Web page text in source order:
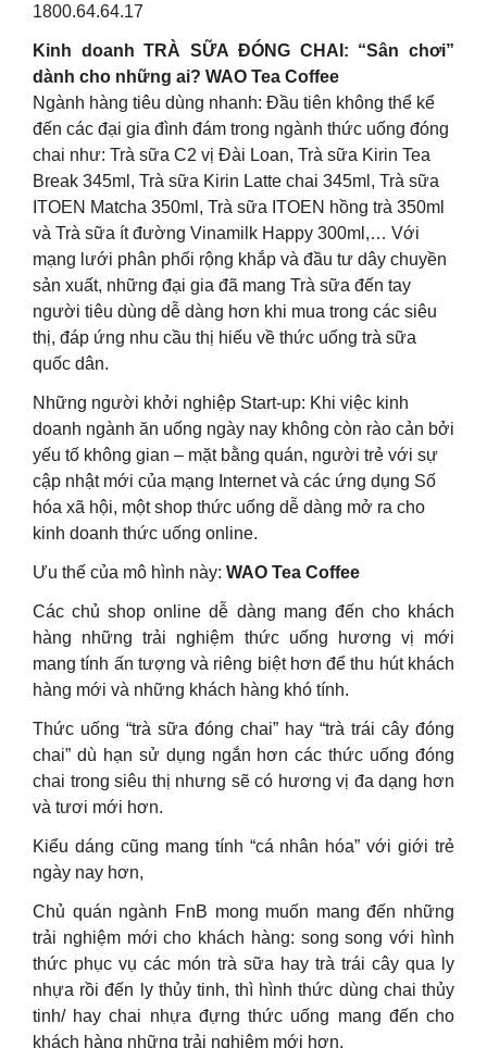
1800.64.64.17
Kinh doanh TRÀ SỮA ĐÓNG CHAI: “Sân chơi”
dành cho những ai? WAO Tea Coffee
Ngành hàng tiêu dùng nhanh: Đầu tiên không thể kể
đến các đại gia đình đám trong ngành thức uống đóng
chai như: Trà sữa C2 vị Đài Loan, Trà sữa Kirin Tea
Break 345ml, Trà sữa Kirin Latte chai 345ml, Trà sữa
ITOEN Matcha 350ml, Trà sữa ITOEN hồng trà 350ml
và Trà sữa ít đường Vinamilk Happy 300ml,… Với
mạng lưới phân phối rộng khắp và đầu tư dây chuyền
sản xuất, những đại gia đã mang Trà sữa đến tay
người tiêu dùng dễ dàng hơn khi mua trong các siêu
thị, đáp ứng nhu cầu thị hiếu về thức uống trà sữa
quốc dân.
Những người khởi nghiệp Start-up: Khi việc kinh
doanh ngành ăn uống ngày nay không còn rào cản bởi
yếu tố không gian – mặt bằng quán, người trẻ với sự
cập nhật mới của mạng Internet và các ứng dụng Số
hóa xã hội, một shop thức uống dễ dàng mở ra cho
kinh doanh thức uống online.
Ưu thế của mô hình này: WAO Tea Coffee
Các chủ shop online dễ dàng mang đến cho khách
hàng những trải nghiệm thức uống hương vị mới
mang tính ấn tượng và riêng biệt hơn để thu hút khách
hàng mới và những khách hàng khó tính.
Thức uống “trà sữa đóng chai” hay “trà trái cây đóng
chai” dù hạn sử dụng ngắn hơn các thức uống đóng
chai trong siêu thị nhưng sẽ có hương vị đa dạng hơn
và tươi mới hơn.
Kiểu dáng cũng mang tính “cá nhân hóa” với giới trẻ
ngày nay hơn,
Chủ quán ngành FnB mong muốn mang đến những
trải nghiệm mới cho khách hàng: song song với hình
thức phục vụ các món trà sữa hay trà trái cây qua ly
nhựa rồi đến ly thủy tinh, thì hình thức dùng chai thủy
tinh/ hay chai nhựa đựng thức uống mang đến cho
khách hàng những trải nghiệm mới hơn.